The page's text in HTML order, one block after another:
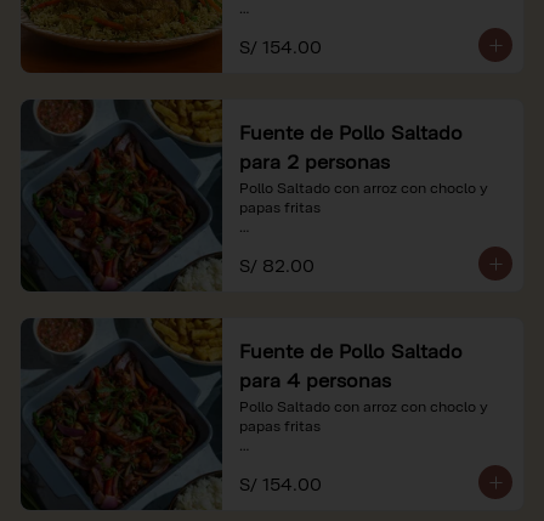
*Nuestros precios están expresados en
soles e incluyen impuestos de ley y
S/ 154.00
Fuente de Pollo Saltado
para 2 personas
Pollo Saltado con arroz con choclo y
papas fritas
*Nuestros precios están expresados en
soles e incluyen impuestos de ley y
S/ 82.00
Fuente de Pollo Saltado
para 4 personas
Pollo Saltado con arroz con choclo y
papas fritas
*Nuestros precios están expresados en
soles e incluyen impuestos de ley y
S/ 154.00